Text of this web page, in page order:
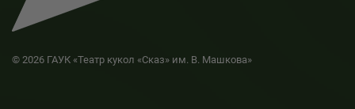
© 2026 ГАУК «Театр кукол «Сказ» им. В. Машкова»